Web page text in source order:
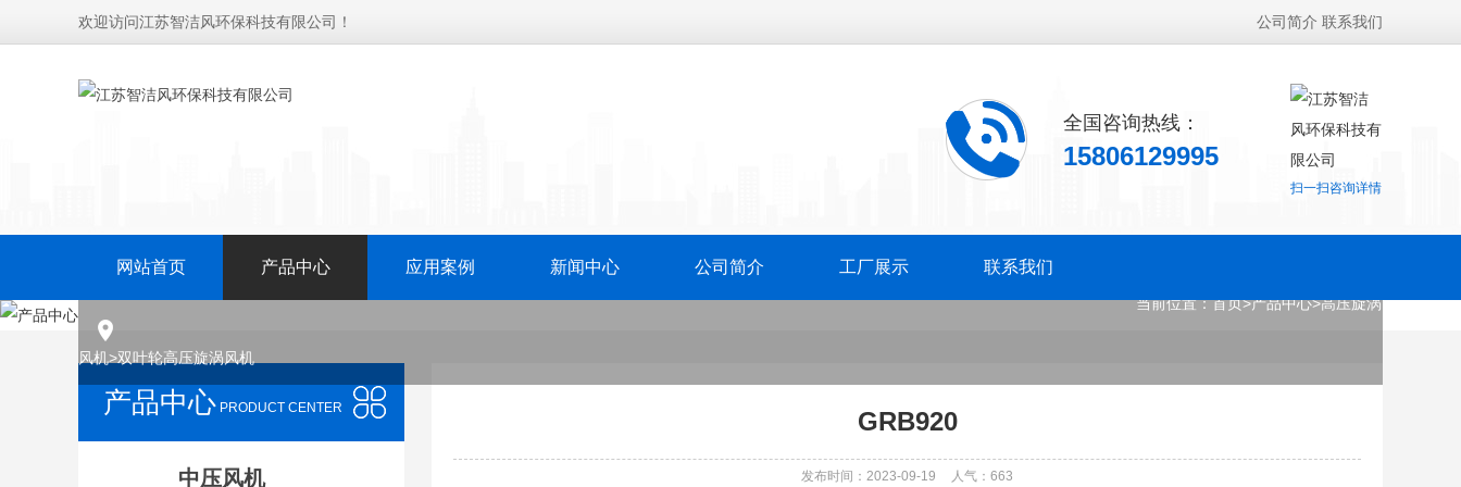
欢迎访问江苏智洁风环保科技有限公司！ 公司简介 联系我们
扫一扫咨询详情
全国咨询热线：
15806129995
网站首页 产品中心 应用案例 新闻中心 公司简介 工厂展示 联系我们
当前位置：首页>产品中心>高压旋涡
风机>双叶轮高压旋涡风机
产品中心 PRODUCT CENTER
中压风机
GRB920
发布时间：2023-09-19 人气： 663